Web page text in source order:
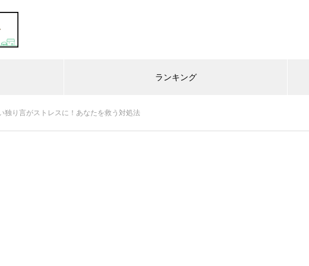
ランキング
独り言がストレスに！あなたを救う対処法